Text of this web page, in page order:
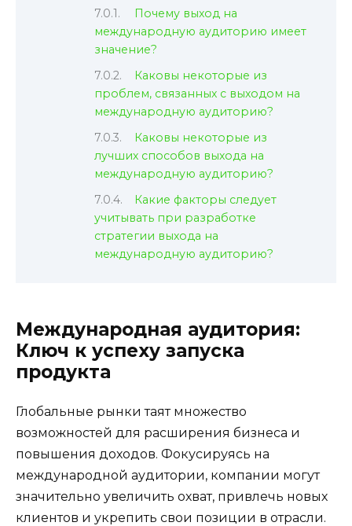
Почему выход на
международную аудиторию имеет
значение?
Каковы некоторые из
проблем, связанных с выходом на
международную аудиторию?
Каковы некоторые из
лучших способов выхода на
международную аудиторию?
Какие факторы следует
учитывать при разработке
стратегии выхода на
международную аудиторию?
Международная аудитория:
Ключ к успеху запуска
продукта
Глобальные рынки таят множество
возможностей для расширения бизнеса и
повышения доходов. Фокусируясь на
международной аудитории, компании могут
значительно увеличить охват, привлечь новых
клиентов и укрепить свои позиции в отрасли.